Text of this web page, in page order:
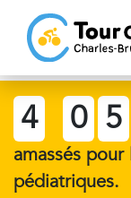
4 0 5
amassés
pédiatriques.